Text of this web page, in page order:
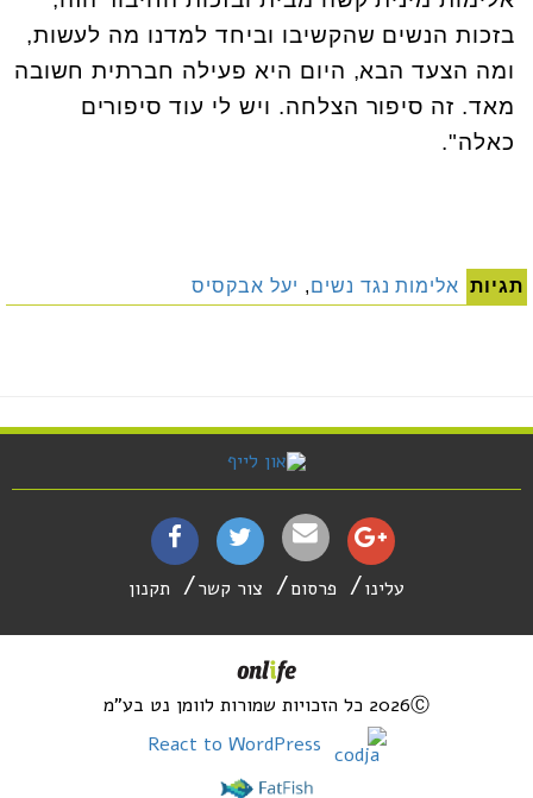
בזכות הנשים שהקשיבו וביחד למדנו מה לעשות,
ומה הצעד הבא, היום היא פעילה חברתית חשובה
מאד. זה סיפור הצלחה. ויש לי עוד סיפורים
כאלה".
תגיות אלימות נגד נשים, יעל אבקסיס
עלינו פרסום צור קשר תקנון
2026Ⓒ כל הזכויות שמורות לוומן נט בע"מ